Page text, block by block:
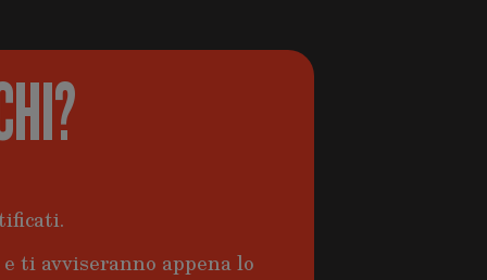
ti avviseranno appena lo